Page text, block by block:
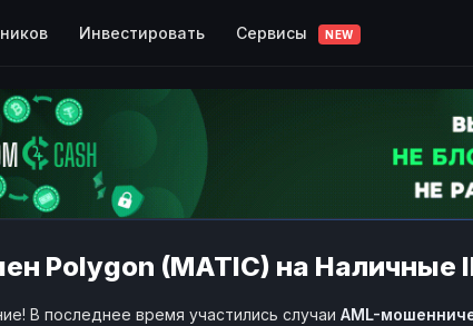
Инвестировать Сервисы NEW
Polygon (MATIC) на Наличные
В последнее время участились случаи AML-